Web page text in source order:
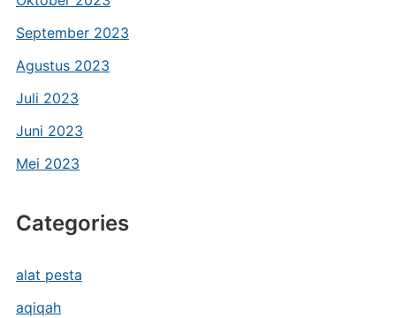
September 2023
Agustus 2023
Juli 2023
Juni 2023
Mei 2023
Categories
alat pesta
aqiqah